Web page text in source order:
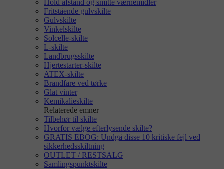
Hold afstand og smitte værnemidler
Fritstående gulvskilte
Gulvskilte
Vinkelskilte
Solcelle-skilte
L-skilte
Landbrugsskilte
Hjertestarter-skilte
ATEX-skilte
Brandfare ved tørke
Glat vinter
Kemikalieskilte
Relaterede emner
Tilbehør til skilte
Hvorfor vælge efterlysende skilte?
GRATIS EBOG: Undgå disse 10 kritiske fejl ved
sikkerhedsskiltning
OUTLET / RESTSALG
Samlingspunktskilte